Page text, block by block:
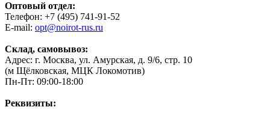
Оптовый отдел:
Телефон: +7 (495) 741-91-52
E-mail: opt@noirot-rus.ru
Склад, самовывоз:
Адрес: г. Москва, ул. Амурская, д. 9/6, стр. 10
(м Щёлковская, МЦК Локомотив)
Пн-Пт: 09:00-18:00
Реквизиты: